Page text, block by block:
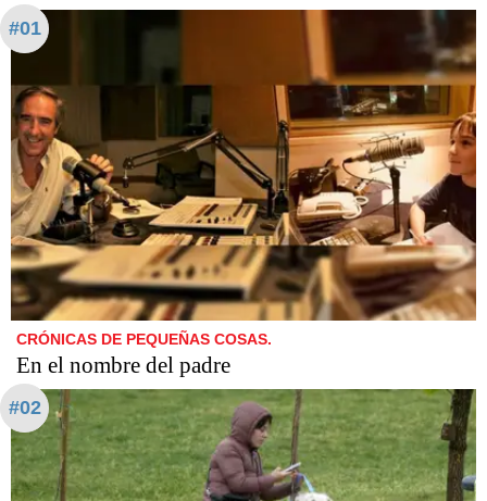
#01
CRÓNICAS DE PEQUEÑAS COSAS.
En el nombre del padre
#02